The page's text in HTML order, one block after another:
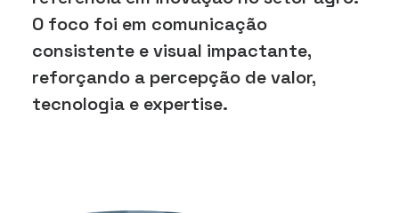
O foco foi em comunicação
consistente e visual impactante,
reforçando a percepção de valor,
tecnologia e expertise.